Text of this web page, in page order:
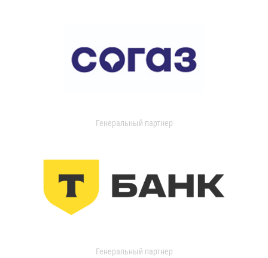
Генеральный партнер
Генеральный партнер